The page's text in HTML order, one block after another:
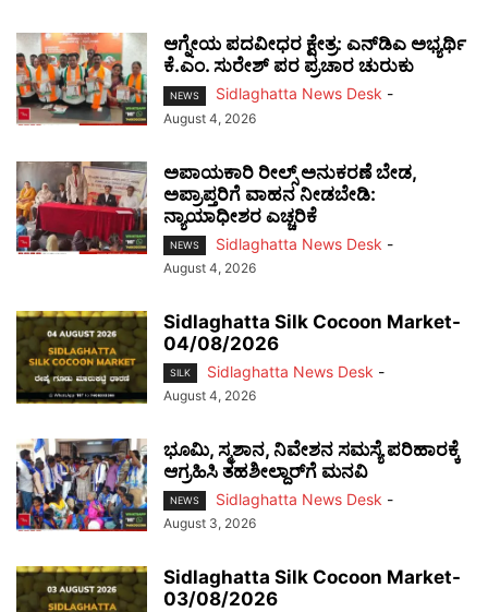
ಆಗ್ನೇಯ ಪದವೀಧರ ಕ್ಷೇತ್ರ: ಎನ್‌ಡಿಎ ಅಭ್ಯರ್ಥಿ
ಕೆ.ಎಂ. ಸುರೇಶ್ ಪರ ಪ್ರಚಾರ ಚುರುಕು
NEWS Sidlaghatta News Desk -
August 4, 2026
ಅಪಾಯಕಾರಿ ರೀಲ್ಸ್ ಅನುಕರಣೆ ಬೇಡ,
ಅಪ್ರಾಪ್ತರಿಗೆ ವಾಹನ ನೀಡಬೇಡಿ:
ನ್ಯಾಯಾಧೀಶರ ಎಚ್ಚರಿಕೆ
NEWS Sidlaghatta News Desk -
August 4, 2026
Sidlaghatta Silk Cocoon Market-
04/08/2026
SILK Sidlaghatta News Desk -
August 4, 2026
ಭೂಮಿ, ಸ್ಮಶಾನ, ನಿವೇಶನ ಸಮಸ್ಯೆ ಪರಿಹಾರಕ್ಕೆ
ಆಗ್ರಹಿಸಿ ತಹಶೀಲ್ದಾರ್‌ಗೆ ಮನವಿ
NEWS Sidlaghatta News Desk -
August 3, 2026
Sidlaghatta Silk Cocoon Market-
03/08/2026